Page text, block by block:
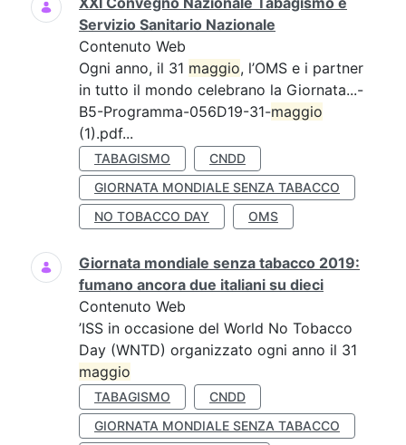
Servizio Sanitario Nazionale
Contenuto Web
Ogni anno, il 31 maggio, l’OMS e i partner
in tutto il mondo celebrano la Giornata...-
B5-Programma-056D19-31-maggio
(1).pdf...
TABAGISMO
CNDD
GIORNATA MONDIALE SENZA TABACCO
NO TOBACCO DAY
OMS
Giornata mondiale senza tabacco 2019:
fumano ancora due italiani su dieci
Contenuto Web
’ISS in occasione del World No Tobacco
Day (WNTD) organizzato ogni anno il 31
maggio
TABAGISMO
CNDD
GIORNATA MONDIALE SENZA TABACCO